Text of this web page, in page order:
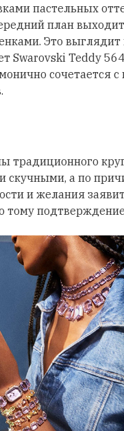
пастельных
план
Это
Swarovski Teddy
сочетается
традиционного
а по
и желания
тому